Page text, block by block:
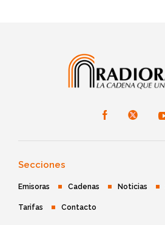
Secciones
Emisoras Cadenas Noticias
Tarifas Contacto